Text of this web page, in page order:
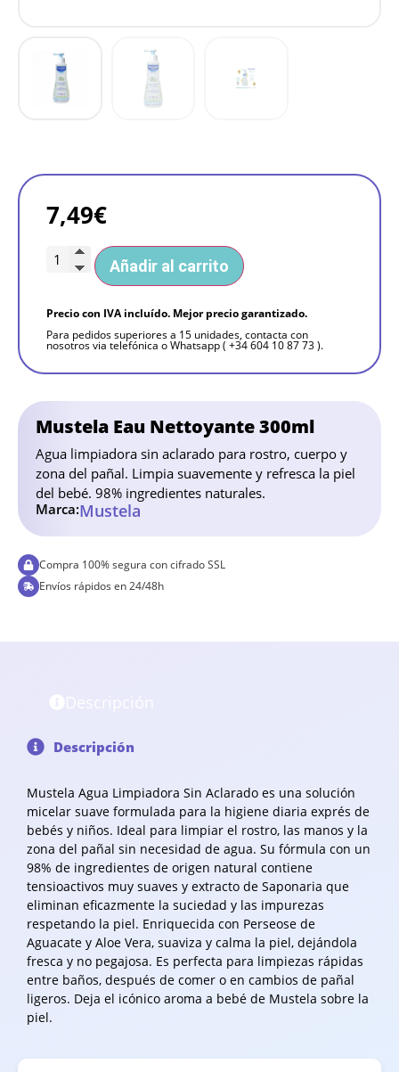
Mustela Eau Nettoyante 300ml
Agua limpiadora sin aclarado para rostro, cuerpo y
zona del pañal. Limpia suavemente y refresca la piel
del bebé. 98% ingredientes naturales.
Marca:Mustela
7,49€
Añadir al carrito
Precio con IVA incluído. Mejor precio garantizado.
Para pedidos superiores a 15 unidades, contacta con
nosotros via telefónica o Whatsapp ( +34 604 10 87 73 ).
Compra 100% segura con cifrado SSL
Envíos rápidos en 24/48h
Descripción
Mustela Agua Limpiadora Sin Aclarado es una solución
micelar suave formulada para la higiene diaria exprés de
bebés y niños. Ideal para limpiar el rostro, las manos y la
zona del pañal sin necesidad de agua. Su fórmula con un
98% de ingredientes de origen natural contiene
tensioactivos muy suaves y extracto de Saponaria que
eliminan eficazmente la suciedad y las impurezas
respetando la piel. Enriquecida con Perseose de
Aguacate y Aloe Vera, suaviza y calma la piel, dejándola
fresca y no pegajosa. Es perfecta para limpiezas rápidas
entre baños, después de comer o en cambios de pañal
ligeros. Deja el icónico aroma a bebé de Mustela sobre la
piel.